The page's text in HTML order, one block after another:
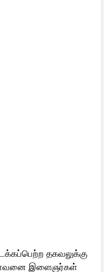
தகவலுக்கு
இளைஞர்கள்